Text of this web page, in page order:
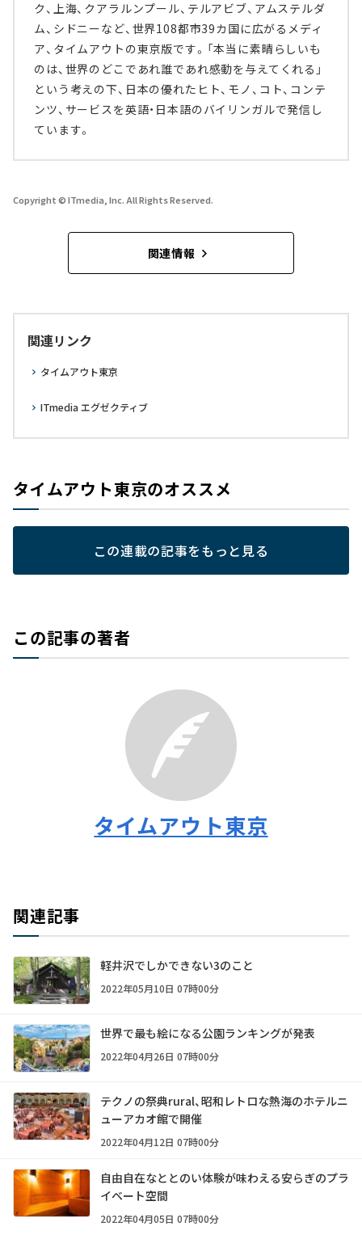
ク、上海、クアラルンプール、テルアビブ、アムステルダ
ム、シドニーなど、世界108都市39カ国に広がるメディ
ア、タイムアウトの東京版です。「本当に素晴らしいも
のは、世界のどこであれ誰であれ感動を与えてくれる」
という考えの下、日本の優れたヒト、モノ、コト、コンテ
ンツ、サービスを英語・日本語のバイリンガルで発信し
ています。
Copyright © ITmedia, Inc. All Rights Reserved.
関連情報
関連リンク
タイムアウト東京
ITmedia エグゼクティブ
タイムアウト東京のオススメ
この連載の記事をもっと見る
この記事の著者
タイムアウト東京
関連記事
軽井沢でしかできない3のこと
2022年05月10日 07時00分
世界で最も絵になる公園ランキングが発表
2022年04月26日 07時00分
テクノの祭典rural、昭和レトロな熱海のホテルニ
ューアカオ館で開催
2022年04月12日 07時00分
自由自在なととのい体験が味わえる安らぎのプラ
イベート空間
2022年04月05日 07時00分